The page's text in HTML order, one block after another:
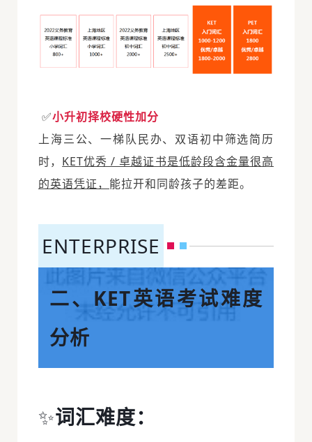
✅小升初择校硬性加分
上海三公、一梯队民办、双语初中筛选简历
时， KET优秀 / 卓越证书是低龄段含金量很高
的英语凭证， 能拉开和同龄孩子的差距。
ENTERPRISE
二、KET英语考试难度
分析
✨词汇难度：